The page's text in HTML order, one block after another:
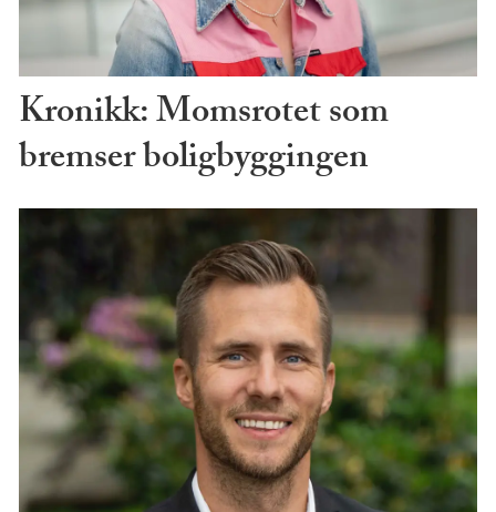
Kronikk: Momsrotet som
bremser boligbyggingen